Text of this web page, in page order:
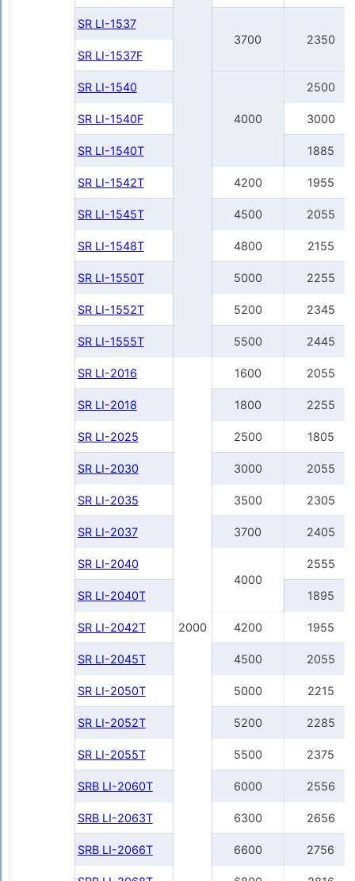
SR LI-1537
3700
2350
SR LI-1537F
SR LI-1540
4000
2500
SR LI-1540F 3000
SR LI-1540Т 1885
SR LI-1542Т 4200 1955
SR LI-1545Т 4500 2055
SR LI-1548Т 4800 2155
SR LI-1550Т 5000 2255
SR LI-1552Т 5200 2345
SR LI-1555Т 5500 2445
SR LI-2016
2000
1600 2055
SR LI-2018 1800 2255
SR LI-2025 2500 1805
SR LI-2030 3000 2055
SR LI-2035 3500 2305
SR LI-2037 3700 2405
SR LI-2040
4000
2555
SR LI-2040Т 1895
SR LI-2042Т 4200 1955
SR LI-2045Т 4500 2055
SR LI-2050Т 5000 2215
SR LI-2052Т 5200 2285
SR LI-2055Т 5500 2375
SRB LI-2060Т 6000 2556
SRB LI-2063Т 6300 2656
SRB LI-2066Т 6600 2756